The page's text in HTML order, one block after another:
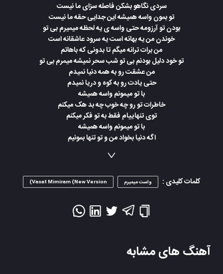
سردی نگاهو بشکن فاصله سزای ما نیست
تو بمون واسه همیشه این جدایی حقه ما نیست
بودن تو آرزومه حتی واسه ی یه لحظه میمیرم بی تو
خوندن من یه بهانه است یه سرود عاشقانه است
من برات ترانه میگم تا بدونی که باهاتم
تو خود دلیل بودنم بی تو شب سحر نمیشه میمرم بی تو
من عشقت رو به همه دنیا نمیدم
حتی یادت رو به کوه و دریا نمیدم
با تو میمونم واسه همیشه
خاطرات تو رو چه خوب چه بد هک میکنم
توی تنهاییام فقط به تو فکر میکنم
با تو میمونم واسه همیشه
اگه دنیا بخواد من و تو تنها بمونیم
با تو میمونم واسه همیشه
کلمات کلیدی :
واست میمیرم Vasat Mimiram (New Version)
آهنگ های مشابه